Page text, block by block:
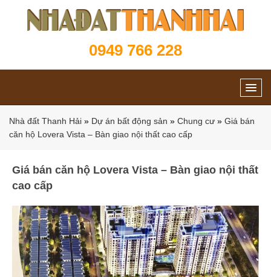
0949 766 228
Nhà đất Thanh Hải » Dự án bất động sản » Chung cư » Giá bán
căn hộ Lovera Vista – Bàn giao nội thất cao cấp
Giá bán căn hộ Lovera Vista – Bàn giao nội thất
cao cấp